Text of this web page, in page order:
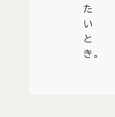
た
い
と
き。